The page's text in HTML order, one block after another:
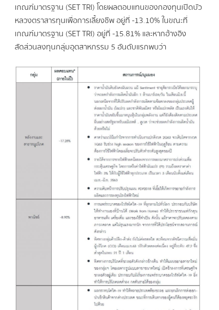
เกณฑ์มาตรฐาน (SET TRI) โดยผลตอบแทนของกองทุนเปิดบัว
หลวงตราสารทุนเพื่อการเลี้ยงชีพ อยู่ที่ -13.10% ในขณะที่
เกณฑ์มาตรฐาน (SET TRI) อยู่ที่ -15.81% และหากอ้างอิง
สัดส่วนลงทุนกลุ่มอุตสาหกรรม 5 อันดับแรกพบว่า